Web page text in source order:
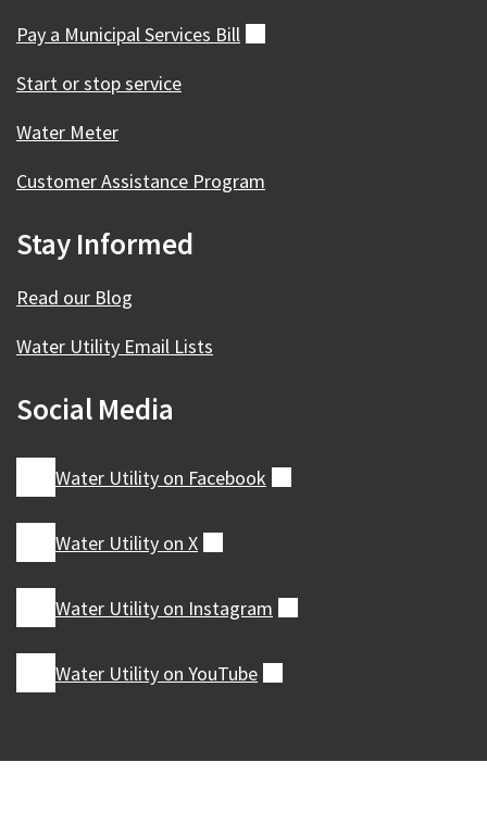
Pay a Municipal Services Bill
Start or stop service
Water Meter
Customer Assistance Program
Stay Informed
Read our Blog
Water Utility Email Lists
Social Media
Water Utility on Facebook
Water Utility on X
Water Utility on Instagram
Water Utility on YouTube